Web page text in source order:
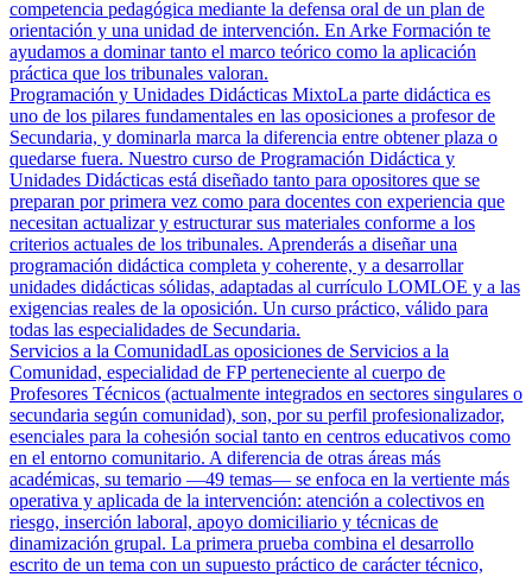
competencia pedagógica mediante la defensa oral de un plan de
orientación y una unidad de intervención. En Arke Formación te
ayudamos a dominar tanto el marco teórico como la aplicación
práctica que los tribunales valoran.
Programación y Unidades Didácticas MixtoLa parte didáctica es
uno de los pilares fundamentales en las oposiciones a profesor de
Secundaria, y dominarla marca la diferencia entre obtener plaza o
quedarse fuera. Nuestro curso de Programación Didáctica y
Unidades Didácticas está diseñado tanto para opositores que se
preparan por primera vez como para docentes con experiencia que
necesitan actualizar y estructurar sus materiales conforme a los
criterios actuales de los tribunales. Aprenderás a diseñar una
programación didáctica completa y coherente, y a desarrollar
unidades didácticas sólidas, adaptadas al currículo LOMLOE y a las
exigencias reales de la oposición. Un curso práctico, válido para
todas las especialidades de Secundaria.
Servicios a la ComunidadLas oposiciones de Servicios a la
Comunidad, especialidad de FP perteneciente al cuerpo de
Profesores Técnicos (actualmente integrados en sectores singulares o
secundaria según comunidad), son, por su perfil profesionalizador,
esenciales para la cohesión social tanto en centros educativos como
en el entorno comunitario. A diferencia de otras áreas más
académicas, su temario —49 temas— se enfoca en la vertiente más
operativa y aplicada de la intervención: atención a colectivos en
riesgo, inserción laboral, apoyo domiciliario y técnicas de
dinamización grupal. La primera prueba combina el desarrollo
escrito de un tema con un supuesto práctico de carácter técnico,